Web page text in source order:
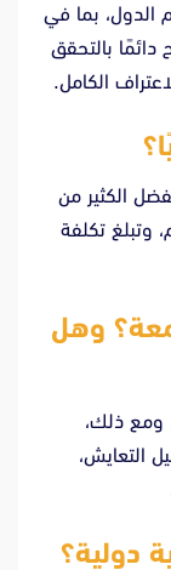
الدول، بما في
دائمًا بالتحقق
الكامل.
الكثير من
وتبلغ تكلفة
وهل
ومع ذلك،
التعايش،
دولية؟